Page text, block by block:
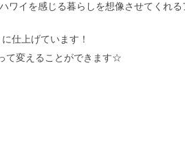
ワイを感じる暮らしを想像させてくれる
仕上げています！
て変えることができます☆